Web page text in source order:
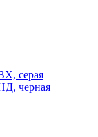
серая
черная